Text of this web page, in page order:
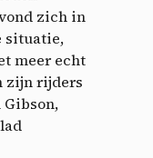
zich in
situatie,
meer echt
zijn rijders